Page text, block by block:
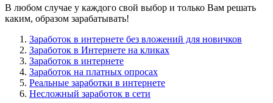
В любом случае у каждого свой выбор и только Вам решать
каким, образом зарабатывать!
Заработок в интернете без вложений для новичков
Заработок в Интернете на кликах
Заработок в интернете
Заработок на платных опросах
Реальные заработки в интернете
Несложный заработок в сети